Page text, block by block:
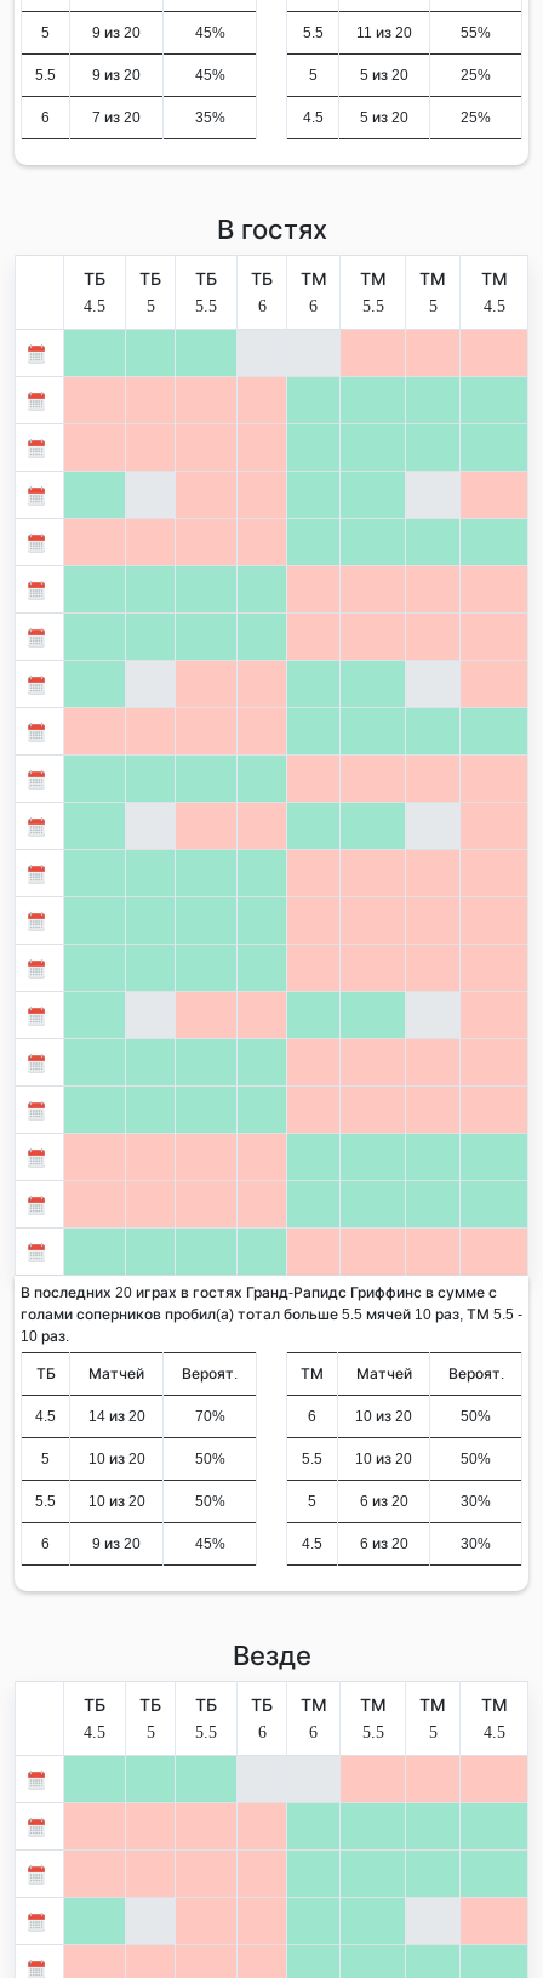
5 9 из 20 45%
5.5 9 из 20 45%
6 7 из 20 35%
5.5 11 из 20 55%
5 5 из 20 25%
4.5 5 из 20 25%
В гостях
ТБ
4.5
ТБ
5
ТБ
5.5
ТБ
6
ТМ
6
ТМ
5.5
ТМ
5
ТМ
4.5
В последних 20 играх в гостях Гранд-Рапидс Гриффинс в сумме с
голами соперников пробил(а) тотал больше 5.5 мячей 10 раз, ТМ 5.5 -
10 раз.
ТБ Матчей Вероят.
4.5 14 из 20 70%
5 10 из 20 50%
5.5 10 из 20 50%
6 9 из 20 45%
ТМ Матчей Вероят.
6 10 из 20 50%
5.5 10 из 20 50%
5 6 из 20 30%
4.5 6 из 20 30%
Везде
ТБ
4.5
ТБ
5
ТБ
5.5
ТБ
6
ТМ
6
ТМ
5.5
ТМ
5
ТМ
4.5